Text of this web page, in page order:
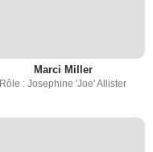
Marci Miller
Rôle : Josephine 'Joe' Allister